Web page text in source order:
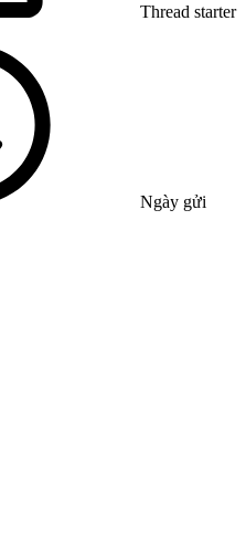
Thread starter
Ngày gửi